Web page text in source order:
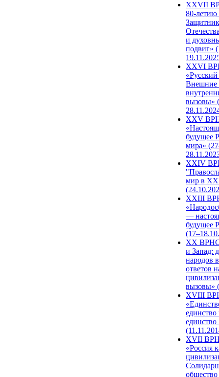
ХХVII
80-
и
подвиг»
XXVI
Внешние
вызовы»
XXV
будущее
мира»
XXIV
мир в
XXIII
—
будущее
XX ВРНС
и Запад:
народов
ответов
вызовы»
XVIII
единство
единство
XVII
«Россия